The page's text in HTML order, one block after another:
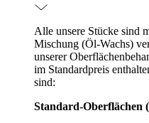
Alle unsere Stücke sind
Mischung (Öl-Wachs)
unserer
im Standardpreis
sind:
Standard-Oberflächen